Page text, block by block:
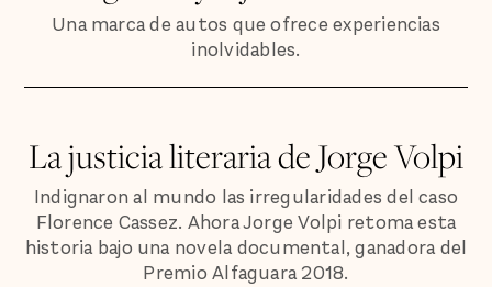
Una marca de autos que ofrece experiencias
inolvidables.
La justicia literaria de Jorge Volpi
Indignaron al mundo las irregularidades del caso
Florence Cassez. Ahora Jorge Volpi retoma esta
historia bajo una novela documental, ganadora del
Premio Alfaguara 2018.